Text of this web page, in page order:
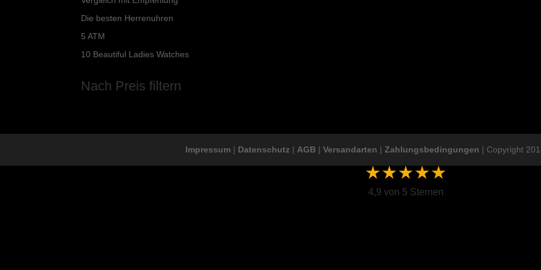
Die besten Herrenuhren
5 ATM
10 Beautiful Ladies Watches
Nach Preis filtern
Impressum| Datenschutz | AGB| Versandarten | Zahlungsbedingungen | Copyright
4,9 von 5 Sternen